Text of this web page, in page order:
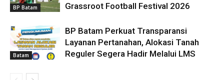
BP Batam
Grassroot Football Festival 2026
Batam
BP Batam Perkuat Transparansi
Layanan Pertanahan, Alokasi Tanah
Reguler Segera Hadir Melalui LMS